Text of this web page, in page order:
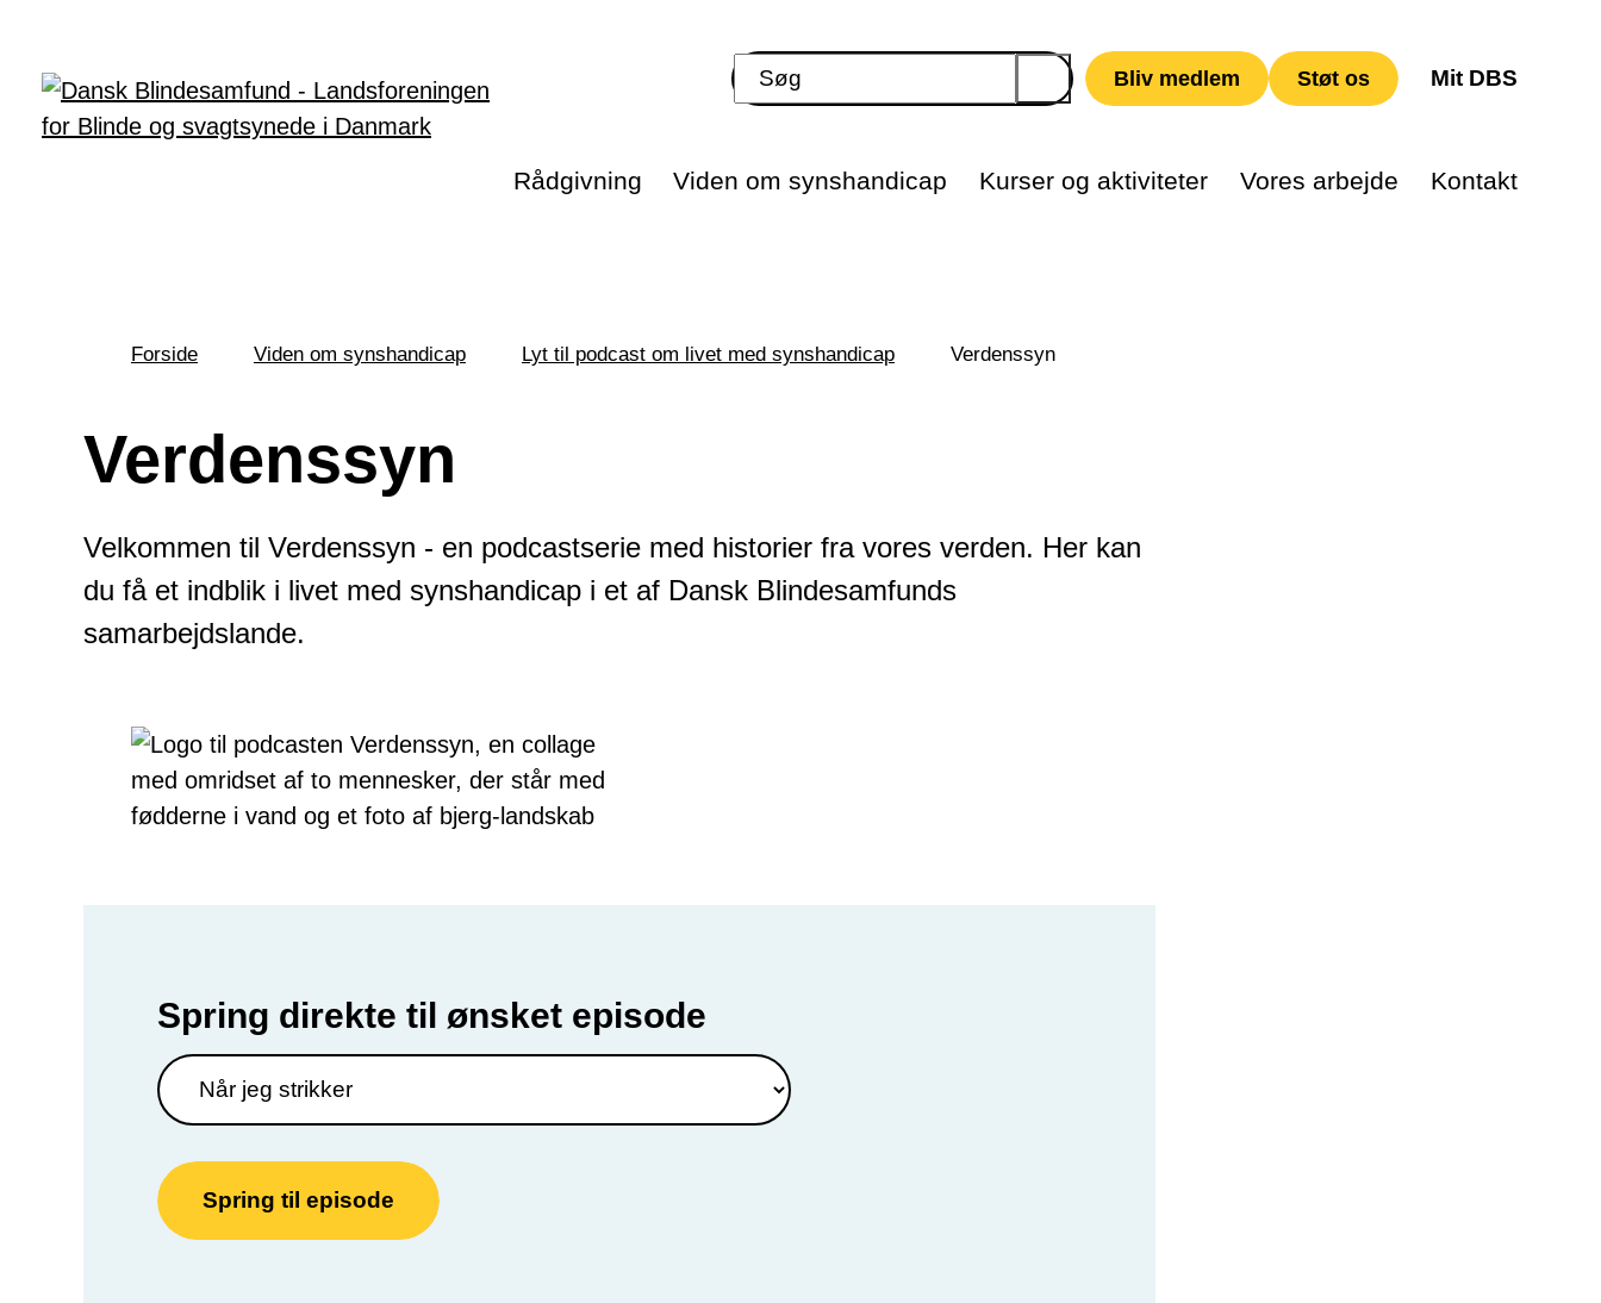
Bliv medlem Støt os Mit DBS
Rådgivning Viden om synshandicap Kurser og aktiviteter Vores arbejde Kontakt
her:
Forside Viden om synshandicap Lyt til podcast om livet med synshandicap Verdenssyn
Verdenssyn
Velkommen til Verdenssyn - en podcastserie med historier fra vores verden. Her kan
du få et indblik i livet med synshandicap i et af Dansk Blindesamfunds
samarbejdslande.
Spring direkte til ønsket episode
Spring til episode